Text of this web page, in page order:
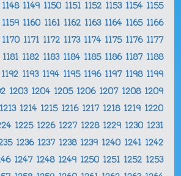
1148 1149 1150 1151 1152 1153 1154 1155
1159 1160 1161 1162 1163 1164 1165 1166
1170 1171 1172 1173 1174 1175 1176 1177
1181 1182 1183 1184 1185 1186 1187 1188
1192 1193 1194 1195 1196 1197 1198 1199
1203 1204 1205 1206 1207 1208 1209
1213 1214 1215 1216 1217 1218 1219 1220
1225 1226 1227 1228 1229 1230 1231
1236 1237 1238 1239 1240 1241 1242
1247 1248 1249 1250 1251 1252 1253